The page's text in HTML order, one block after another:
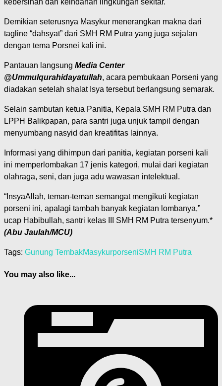
Demikian seterusnya Masykur menerangkan makna dari
tagline “dahsyat” dari SMH RM Putra yang juga sejalan
dengan tema Porsnei kali ini.
Pantauan langsung Media Center
@Ummulqurahidayatullah, acara pembukaan Porseni yang
diadakan setelah shalat Isya tersebut berlangsung semarak.
Selain sambutan ketua Panitia, Kepala SMH RM Putra dan
LPPH Balikpapan, para santri juga unjuk tampil dengan
menyumbang nasyid dan kreatifitas lainnya.
Informasi yang dihimpun dari panitia, kegiatan porseni kali
ini memperlombakan 17 jenis kategori, mulai dari kegiatan
olahraga, seni, dan juga adu wawasan intelektual.
“InsyaAllah, teman-teman semangat mengikuti kegiatan
porseni ini, apalagi tambah banyak kegiatan lombanya,”
ucap Habibullah, santri kelas III SMH RM Putra tersenyum.*
(Abu Jaulah/MCU)
Tags: Gunung TembakMasykurporseniSMH RM Putra
You may also like...